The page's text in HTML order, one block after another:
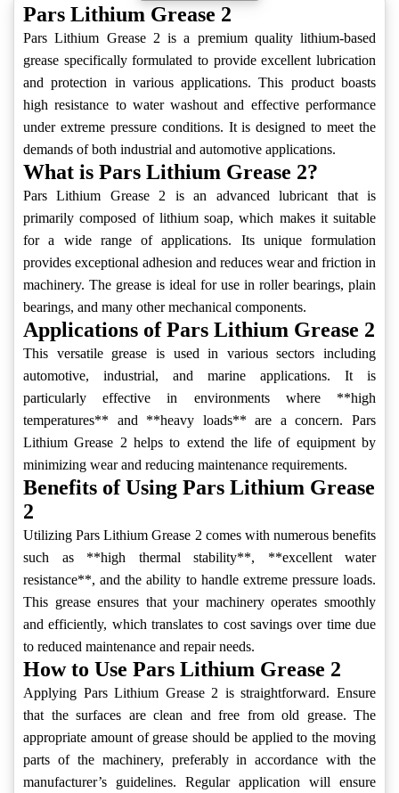
Pars Lithium Grease 2
Pars Lithium Grease 2 is a premium quality lithium-based
grease specifically formulated to provide excellent lubrication
and protection in various applications. This product boasts
high resistance to water washout and effective performance
under extreme pressure conditions. It is designed to meet the
demands of both industrial and automotive applications.
What is Pars Lithium Grease 2?
Pars Lithium Grease 2 is an advanced lubricant that is
primarily composed of lithium soap, which makes it suitable
for a wide range of applications. Its unique formulation
provides exceptional adhesion and reduces wear and friction in
machinery. The grease is ideal for use in roller bearings, plain
bearings, and many other mechanical components.
Applications of Pars Lithium Grease 2
This versatile grease is used in various sectors including
automotive, industrial, and marine applications. It is
particularly effective in environments where **high
temperatures** and **heavy loads** are a concern. Pars
Lithium Grease 2 helps to extend the life of equipment by
minimizing wear and reducing maintenance requirements.
Benefits of Using Pars Lithium Grease
2
Utilizing Pars Lithium Grease 2 comes with numerous benefits
such as **high thermal stability**, **excellent water
resistance**, and the ability to handle extreme pressure loads.
This grease ensures that your machinery operates smoothly
and efficiently, which translates to cost savings over time due
to reduced maintenance and repair needs.
How to Use Pars Lithium Grease 2
Applying Pars Lithium Grease 2 is straightforward. Ensure
that the surfaces are clean and free from old grease. The
appropriate amount of grease should be applied to the moving
parts of the machinery, preferably in accordance with the
manufacturer’s guidelines. Regular application will ensure